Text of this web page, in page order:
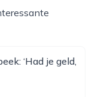
‘Had je geld,